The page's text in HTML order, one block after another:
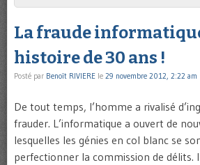
La fraude
histoire de 30 ans !
Posté par Benoît RIVIERE le 29 novembre 2012, 2:22 am
De tout temps, l’homme a rivalisé
frauder. L’informatique a ouvert de
lesquelles les génies en col blanc se
perfectionner la commission de délits.